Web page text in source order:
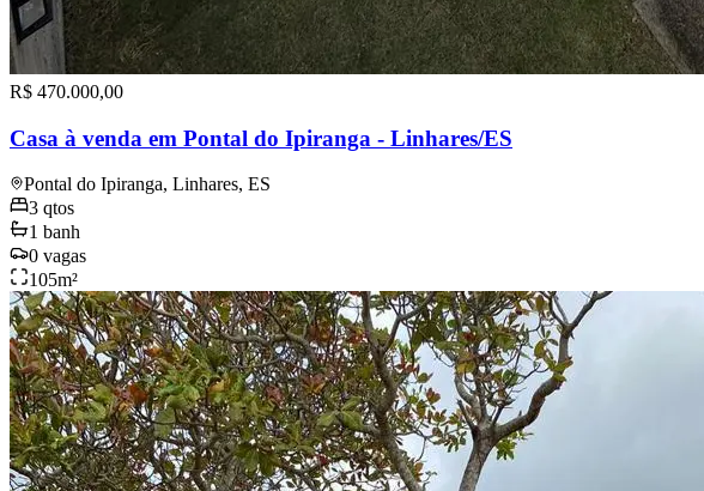
R$ 470.000,00
Casa à venda em Pontal do Ipiranga - Linhares/ES
Pontal do Ipiranga, Linhares, ES
3 qtos
1 banh
0 vagas
105m²